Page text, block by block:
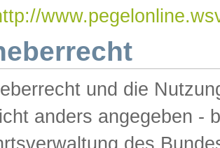
und die
anders angegeben -
des